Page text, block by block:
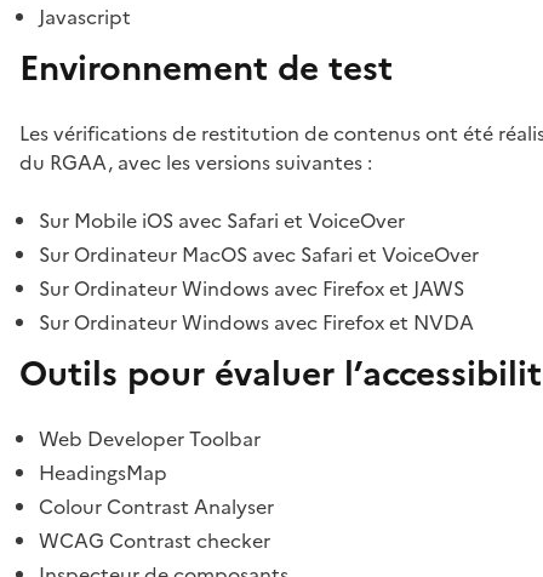
Javascript
Environnement de test
Les vérifications de restitution de contenus ont été
du RGAA, avec les versions suivantes :
Sur Mobile iOS avec Safari et VoiceOver
Sur Ordinateur MacOS avec Safari et VoiceOver
Sur Ordinateur Windows avec Firefox et JAWS
Sur Ordinateur Windows avec Firefox et NVDA
Outils pour évaluer
Web Developer Toolbar
HeadingsMap
Colour Contrast Analyser
WCAG Contrast checker